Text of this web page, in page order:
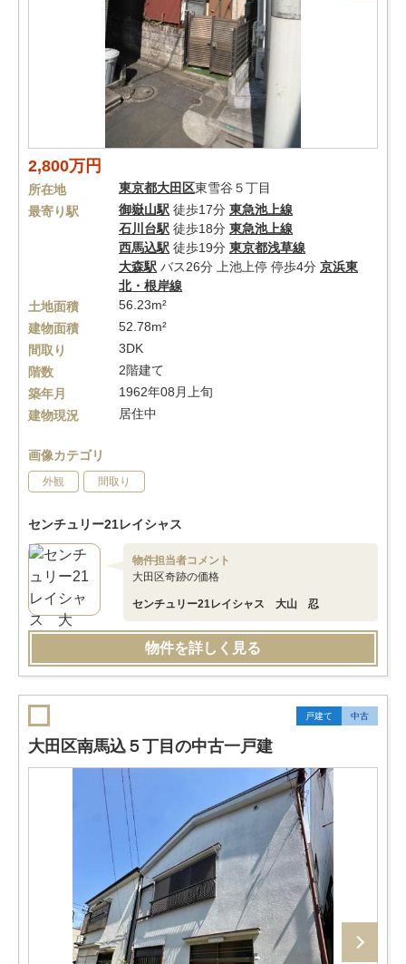
2,800万円
所在地 東京都大田区東雪谷５丁目
最寄り駅
御嶽山駅 徒歩17分 東急池上線
石川台駅 徒歩18分 東急池上線
西馬込駅 徒歩19分 東京都浅草線
大森駅 バス26分 上池上停 停歩4分 京浜東
北・根岸線
土地面積
56.23m²
建物面積
52.78m²
間取り
3DK
階数
2階建て
築年月
1962年08月上旬
建物現況
居住中
画像カテゴリ
外観 間取り
センチュリー21レイシャス
物件担当者コメント
大田区奇跡の価格
センチュリー21レイシャス 大山 忍
物件を詳しく見る
戸建て 中古
大田区南馬込５丁目の中古一戸建